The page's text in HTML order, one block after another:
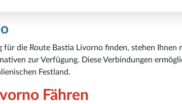
für die Route Bastia Livorno finden, stehen Ihnen
zur Verfügung. Diese Verbindungen
Festland.
Fähren